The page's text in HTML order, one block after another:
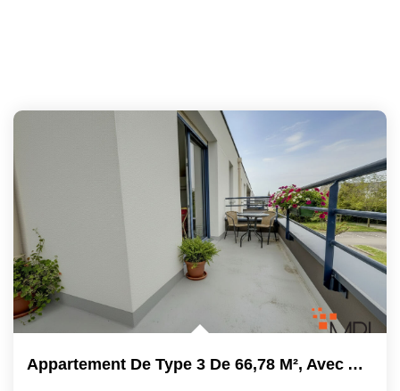
Appartement De Type 3 De 66,78 M², Avec Ascenseur Garage...